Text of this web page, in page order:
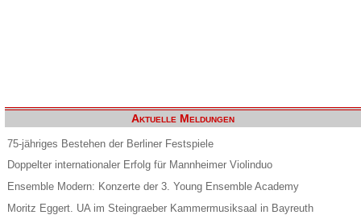
Aktuelle Meldungen
75-jähriges Bestehen der Berliner Festspiele
Doppelter internationaler Erfolg für Mannheimer Violinduo
Ensemble Modern: Konzerte der 3. Young Ensemble Academy
Moritz Eggert. UA im Steingraeber Kammermusiksaal in Bayreuth